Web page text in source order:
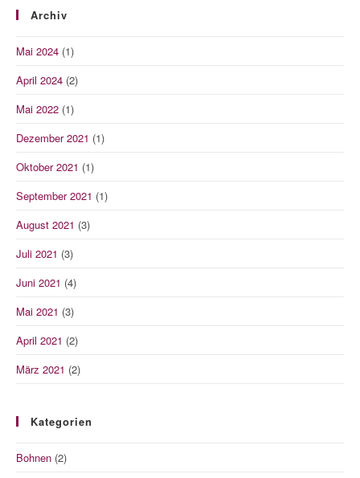
Archiv
Mai 2024 (1)
April 2024 (2)
Mai 2022 (1)
Dezember 2021 (1)
Oktober 2021 (1)
September 2021 (1)
August 2021 (3)
Juli 2021 (3)
Juni 2021 (4)
Mai 2021 (3)
April 2021 (2)
März 2021 (2)
Kategorien
Bohnen (2)